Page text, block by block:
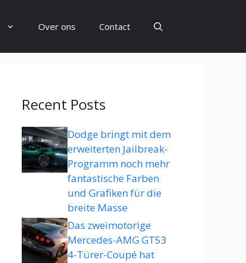
Over ons Contact
Recent Posts
Dodge bringt mit dem
erweiterten Jailbreak-
Programm noch mehr
fantastische Farben
und Grafiken für die
breite Masse
Das zweimotorige
Mercedes-AMG GT53
4-Türer-Coupé hat